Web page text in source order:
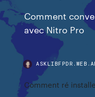
Comment
avec Nitro Pro
Comment ré